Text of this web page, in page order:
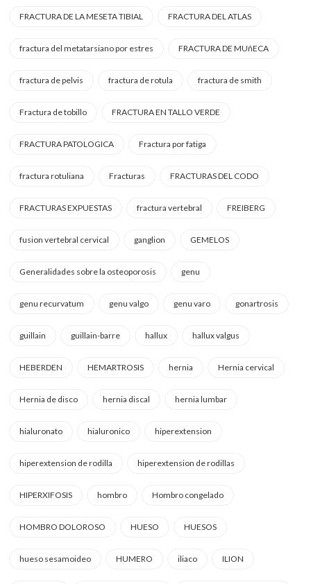
FRACTURA DE LA MESETA TIBIAL FRACTURA DEL ATLAS
fractura del metatarsiano por estres FRACTURA DE MUñECA
fractura de pelvis fractura de rotula fractura de smith
Fractura de tobillo FRACTURA EN TALLO VERDE
FRACTURA PATOLOGICA Fractura por fatiga
fractura rotuliana Fracturas FRACTURAS DEL CODO
FRACTURAS EXPUESTAS fractura vertebral FREIBERG
fusion vertebral cervical ganglion GEMELOS
Generalidades sobre la osteoporosis genu
genu recurvatum genu valgo genu varo gonartrosis
guillain guillain-barre hallux hallux valgus
HEBERDEN HEMARTROSIS hernia Hernia cervical
Hernia de disco hernia discal hernia lumbar
hialuronato hialuronico hiperextension
hiperextension de rodilla hiperextension de rodillas
HIPERXIFOSIS hombro Hombro congelado
HOMBRO DOLOROSO HUESO HUESOS
hueso sesamoideo HUMERO iliaco ILION